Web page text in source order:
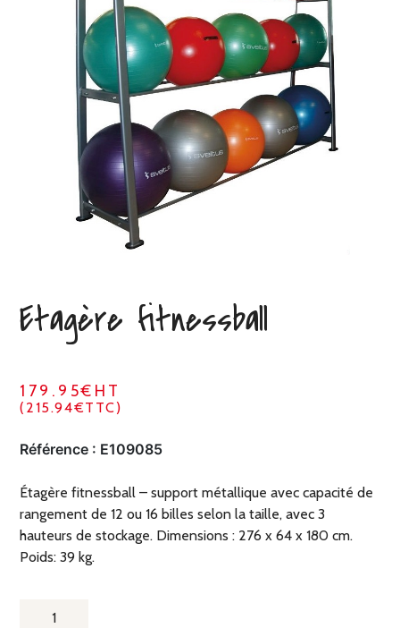
Etagère fitnessball
179.95€HT
(215.94€TTC)
Référence : E109085
Étagère fitnessball – support métallique avec capacité de
rangement de 12 ou 16 billes selon la taille, avec 3
hauteurs de stockage. Dimensions : 276 x 64 x 180 cm.
Poids: 39 kg.
QUANTITÉ